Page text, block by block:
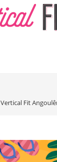
Vertical Fit